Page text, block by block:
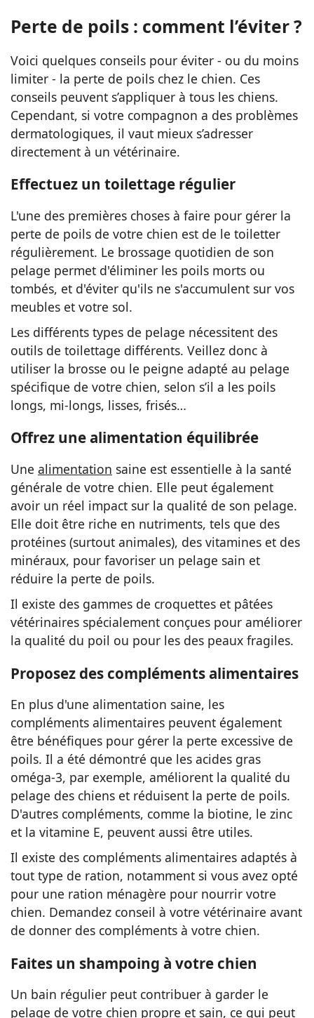
Perte de poils : comment l’éviter ?
Voici quelques conseils pour éviter - ou du moins
limiter - la perte de poils chez le chien. Ces
conseils peuvent s’appliquer à tous les chiens.
Cependant, si votre compagnon a des problèmes
dermatologiques, il vaut mieux s’adresser
directement à un vétérinaire.
Effectuez un toilettage régulier
L'une des premières choses à faire pour gérer la
perte de poils de votre chien est de le toiletter
régulièrement. Le brossage quotidien de son
pelage permet d'éliminer les poils morts ou
tombés, et d'éviter qu'ils ne s'accumulent sur vos
meubles et votre sol.
Les différents types de pelage nécessitent des
outils de toilettage différents. Veillez donc à
utiliser la brosse ou le peigne adapté au pelage
spécifique de votre chien, selon s’il a les poils
longs, mi-longs, lisses, frisés…
Offrez une alimentation équilibrée
Une alimentation saine est essentielle à la santé
générale de votre chien. Elle peut également
avoir un réel impact sur la qualité de son pelage.
Elle doit être riche en nutriments, tels que des
protéines (surtout animales), des vitamines et des
minéraux, pour favoriser un pelage sain et
réduire la perte de poils.
Il existe des gammes de croquettes et pâtées
vétérinaires spécialement conçues pour améliorer
la qualité du poil ou pour les des peaux fragiles.
Proposez des compléments alimentaires
En plus d'une alimentation saine, les
compléments alimentaires peuvent également
être bénéfiques pour gérer la perte excessive de
poils. Il a été démontré que les acides gras
oméga-3, par exemple, améliorent la qualité du
pelage des chiens et réduisent la perte de poils.
D'autres compléments, comme la biotine, le zinc
et la vitamine E, peuvent aussi être utiles.
Il existe des compléments alimentaires adaptés à
tout type de ration, notamment si vous avez opté
pour une ration ménagère pour nourrir votre
chien. Demandez conseil à votre vétérinaire avant
de donner des compléments à votre chien.
Faites un shampoing à votre chien
Un bain régulier peut contribuer à garder le
pelage de votre chien propre et sain, ce qui peut